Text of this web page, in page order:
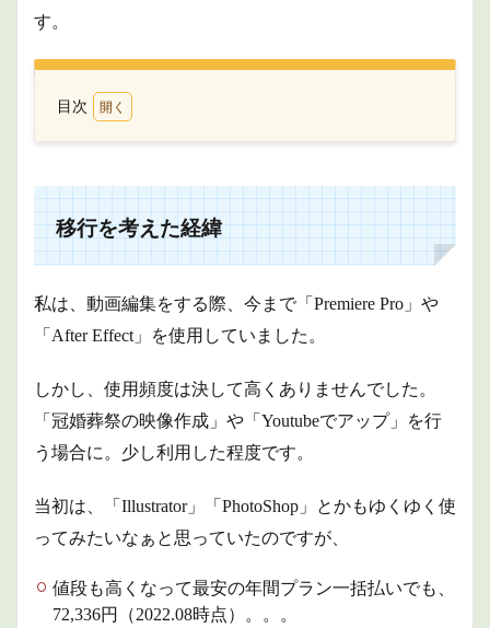
す。
目次
えた
経緯
2
DaVinci
とは
2.1
るこ
は？
2.2
概要
メディ
アペー
ジ：メ
移行を考えた経緯
私は、動画編集をする際、今まで「Premiere Pro」や
「After Effect」を使用していました。
しかし、使用頻度は決して高くありませんでした。
「冠婚葬祭の映像作成」や「Youtubeでアップ」を行
う場合に。少し利用した程度です。
当初は、「Illustrator」「PhotoShop」とかもゆくゆく使
ってみたいなぁと思っていたのですが、
値段も高くなって最安の年間プラン一括払いでも、
72,336円（2022.08時点）。。。